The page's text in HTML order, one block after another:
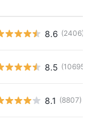
8.6 (2406)
8.5 (10695)
8.1 (8807)